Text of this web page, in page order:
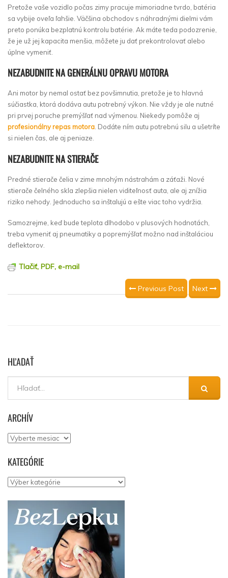
Pretože vaše vozidlo počas zimy pracuje mimoriadne tvrdo, batéria
sa vybije oveľa ľahšie. Väčšina obchodov s náhradnými dielmi vám
preto ponúka bezplatnú kontrolu batérie. Ak máte teda podozrenie,
že je už jej kapacita menšia, môžete ju dať prekontrolovať alebo
úplne vymeniť.
NEZABUDNITE NA GENERÁLNU OPRAVU MOTORA
Ani motor by nemal ostať bez povšimnutia, pretože je to hlavná
súčiastka, ktorá dodáva autu potrebný výkon. Nie vždy je ale nutné
pri prvej poruche premýšľať nad výmenou. Niekedy pomôže aj
profesionálny repas motora . Dodáte ním autu potrebnú silu a ušetríte
si nielen čas, ale aj peniaze.
NEZABUDNITE NA STIERAČE
Predné stierače čelia v zime mnohým nástrahám a záťaži. Nové
stierače čelného skla zlepšia nielen viditeľnosť auta, ale aj znížia
riziko nehody. Jednoducho sa inštalujú a ešte viac toho vydržia.
Samozrejme, keď bude teplota dlhodobo v plusových hodnotách,
treba vymeniť aj pneumatiky a popremýšľať možno nad inštaláciou
deflektorov.
Tlačiť, PDF, e-mail
Previous Post Next
HĽADAŤ
ARCHÍV
Archív
KATEGÓRIE
Kategórie